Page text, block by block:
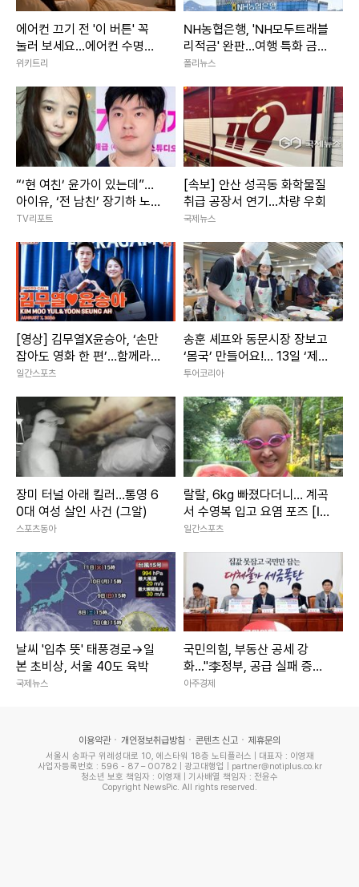
에어컨 끄기 전 '이 버튼' 꼭
눌러 보세요...에어컨 수명이
늘어납니다
위키트리
NH농협은행, 'NH모두트래블
리적금' 완판...여행 특화 금융
상품 인기 입증
폴리뉴스
“‘현 여친’ 윤가이 있는데”…
아이유, ‘전 남친’ 장기하 노래
언급에 갑론을박
TV리포트
[속보] 안산 성곡동 화학물질
취급 공장서 연기...차량 우회
국제뉴스
[영상] 김무열X윤승아, ‘손만
잡아도 영화 한 편’…함께라서
더 빛나는 순간
일간스포츠
송훈 셰프와 동문시장 장보고
‘몸국’ 만들어요!… 13일 ‘제주
미행’ 특별회차 운영
투어코리아
장미 터널 아래 킬러…통영 6
0대 여성 살인 사건 (그알)
스포츠동아
랄랄, 6kg 빠졌다더니… 계곡
서 수영복 입고 요염 포즈 [IS
하이컷]
일간스포츠
날씨 '입추 뜻' 태풍경로→일
본 초비상, 서울 40도 육박
국제뉴스
국민의힘, 부동산 공세 강
화..."李정부, 공급 실패 증세
로 덮으려 해"
아주경제
이용약관 개인정보취급방침 콘텐츠 신고 제휴문의
서울시 송파구 위례성대로 10, 에스타워 18층 노티플러스 | 대표자 : 이영재
사업자등록번호 : 596 - 87 – 00782 | 광고대행업 | partner@notiplus.co.kr
청소년 보호 책임자 : 이영재 | 기사배열 책임자 : 전윤수
Copyright NewsPic. All rights reserved.